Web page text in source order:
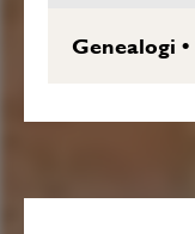
Genealogi •